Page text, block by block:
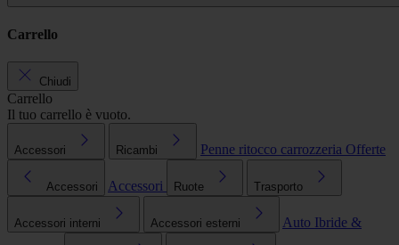
Carrello
Chiudi
Carrello
Il tuo carrello è vuoto.
Accessori Ricambi Penne ritocco carrozzeria Offerte
Accessori Accessori Ruote Trasporto
Accessori interni Accessori esterni Auto Ibride &